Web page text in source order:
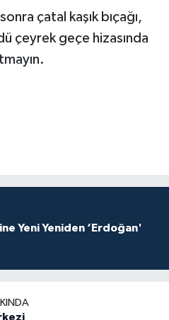
çatal kaşık bıçağı,
çeyrek geçe hizasında
Yeni Yeniden ‘Erdoğan'